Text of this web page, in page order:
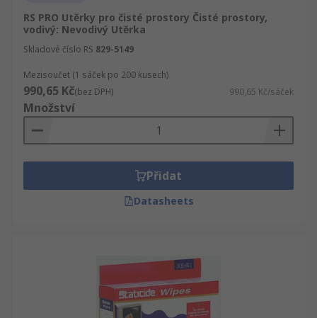
RS PRO Utěrky pro čisté prostory Čisté prostory,
vodivý: Nevodivý Utěrka
Skladové číslo RS 829-5149
Mezisoučet (1 sáček po 200 kusech)
990,65 Kč(bez DPH) 990,65 Kč/sáček
Množství
Přidat
Datasheets